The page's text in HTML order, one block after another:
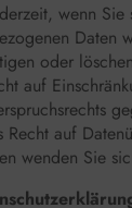
wenn
Daten
oder
auf
auf
wenden Sie